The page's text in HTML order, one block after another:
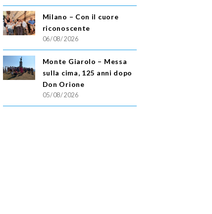
Milano – Con il cuore
riconoscente
06/08/2026
Monte Giarolo – Messa
sulla cima, 125 anni dopo
Don Orione
05/08/2026